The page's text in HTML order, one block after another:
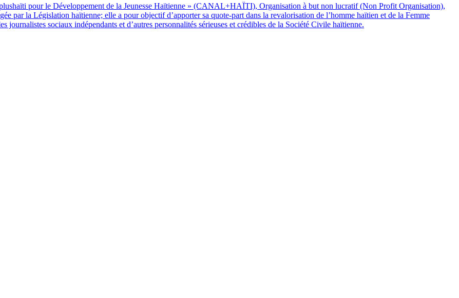
pour le Développement de la Jeunesse Haïtienne » (CANAL+HAÏTI), Organisation à but non lucratif (Non Profit Organisation),
par la Législation haïtienne; elle a pour objectif d’apporter sa quote-part dans la revalorisation de l’homme haïtien et de la Femme
sociaux indépendants et d’autres personnalités sérieuses et crédibles de la Société Civile haïtienne.